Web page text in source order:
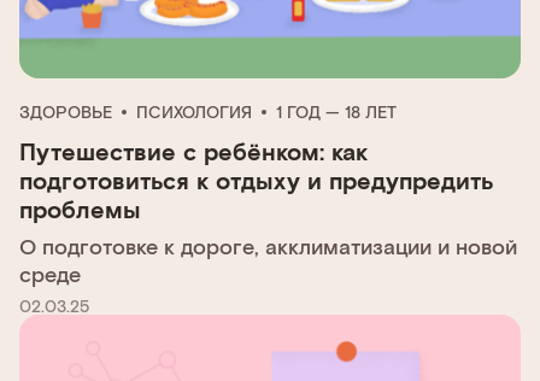
ЗДОРОВЬЕ ПСИХОЛОГИЯ 1 ГОД — 18 ЛЕТ
Путешествие с ребёнком: как
подготовиться к отдыху и предупредить
проблемы
О подготовке к дороге, акклиматизации и новой
среде
02.03.25